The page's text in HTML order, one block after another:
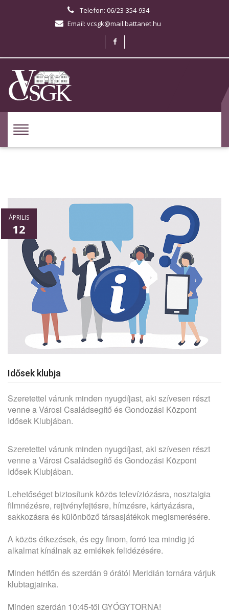
Telefon: 06/23-354-934
Email: vcsgk@mail.battanet.hu
ÁPRILIS
12
Idősek klubja
Szeretettel várunk minden nyugdíjast, aki szívesen részt
venne a Városi Családsegítő és Gondozási Központ
Idősek Klubjában.
Szeretettel várunk minden nyugdíjast, aki szívesen részt
venne a Városi Családsegítő és Gondozási Központ
Idősek Klubjában.
Lehetőséget biztosítunk közös televíziózásra, nosztalgia
filmnézésre, rejtvényfejtésre, hímzésre, kártyázásra,
sakkozásra és különböző társasjátékok megismerésére.
A közös étkezések, és egy finom, forró tea mindig jó
alkalmat kínálnak az emlékek felidézésére.
Minden hétfőn és szerdán 9 órától Meridián tornára várjuk
klubtagjainka.
Minden szerdán 10:45-től GYÓGYTORNA!